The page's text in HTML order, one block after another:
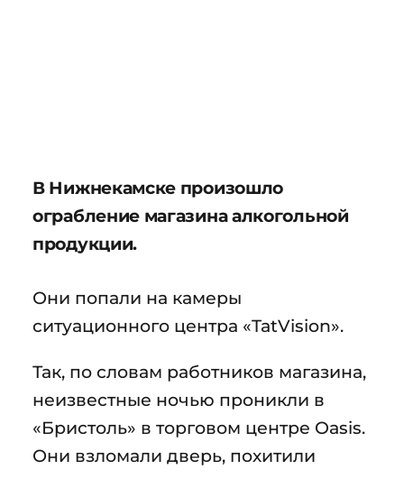
В Нижнекамске произошло
ограбление магазина алкогольной
продукции.
Они попали на камеры
ситуационного центра «TatVision».
Так, по словам работников магазина,
неизвестные ночью проникли в
«Бристоль» в торговом центре Oasis.
Они взломали дверь, похитили